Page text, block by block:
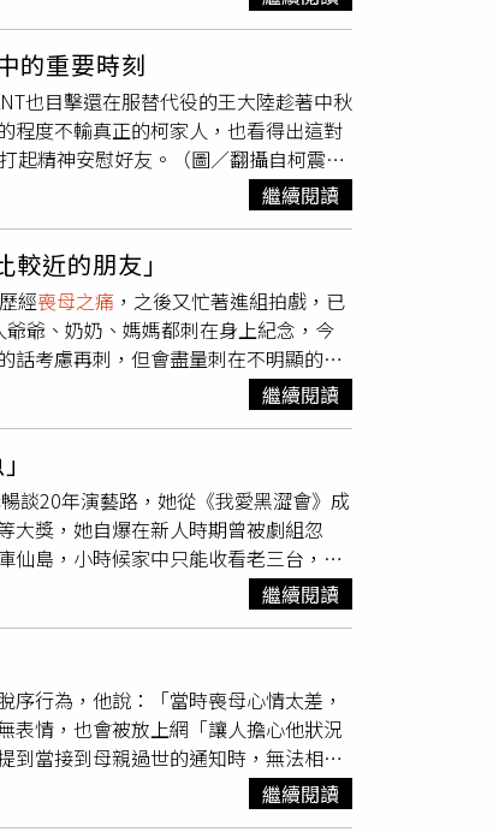
」。納韋爾瓦皮國家公園管理單位隨後
其作為滑行路線屬於高風險且明文禁
。
大的安慰。導演李宜珊回憶：「當事人
也為戲付出極大心血。原本體態纖細
母親看完後的一番話讓她紅了眼眶。
內心比我強大很多，希望我也能學會那
絮。
的重要時刻
也目擊還在服替代役的王大陸趁著中秋
程度不輸真正的柯家人，也看得出這對
起精神安慰好友。（圖／翻攝自柯震東
害案件的風暴中，但仍王大陸有傳訊關
沒有特別關心他，也不太確定他什麼時
表示：「他得要自己面對，本來就是
邊陪伴。王大陸發生閃兵等一連串事
在電影《打噴嚏》中演的一樣，不管是
大陸品學兼優，常邀請去家裡玩，不
大陸在2020年遭遇喪母之痛，但仍強打
爸爸媽媽去整理新家，原來是王大陸砸
同年也拍到正值母喪期間的王大陸，因
柯震東也提早離開一直陪著王大陸，
繼續閱讀
近的朋友」
經喪母之痛 ，之後又忙著進組拍戲，已
爺、奶奶、媽媽都刺在身上紀念，今
話考慮再刺，但會盡量刺在不明顯的地
互動親密，疑似同居ing，今再被問到感
友，兩家人認識。」他表示女方不是公
婚渴望？他無奈表示：「真的有那麼一
其自然。」他今在記者會受訪時透
身邊的貴人拉他一把，「我遇到很多貴
絡？他低調表示：「有聯絡，但你們
繼續閱讀
談20年演藝路，她從《我愛黑澀會》成
大獎，她自爆在新人時期曾被劇組忽
仙島，小時候家中只能收看老三台，身
「講話結巴不可能」。然而小薰不肯放
卻因非科班的新人身分備受忽視，竟有
等戲的時候被導演拿檳榔丟頭，但對
磨練演技，逐漸屢獲肯定。小薰表示
只要我長大》拿下台北電影獎最佳新
自己。小薰先前在電影《哈勇家》中演
族人們共同生活，重溫童年與父母的生
色的複雜情感，也決定更加努力「讓媽
繼續閱讀
行為，他說：「當時喪母心情太差，
表情，也會被放上網「讓人擔心他狀況
到當接到母親過世的通知時，無法相信
服，當天警員也沒讓我翻開頭髮看她的
不斷報導他不認DNA：「但從沒有人叫
繼續閱讀